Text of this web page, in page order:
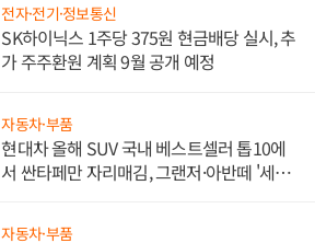
전자·전기·정보통신
SK하이닉스 1주당 375원 현금배당 실시, 추
가 주주환원 계획 9월 공개 예정
자동차·부품
현대차 올해 SUV 국내 베스트셀러 톱10에
서 싼타페만 자리매김, 그랜저·아반떼 '세단
자동차·부품